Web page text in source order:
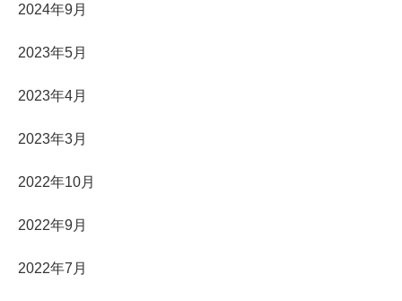
2024年9月
2023年5月
2023年4月
2023年3月
2022年10月
2022年9月
2022年7月